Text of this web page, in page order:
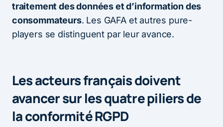
traitement des données et d’information des
consommateurs. Les GAFA et autres pure-
players se distinguent par leur avance.
Les acteurs français doivent
avancer sur les quatre piliers de
la conformité RGPD